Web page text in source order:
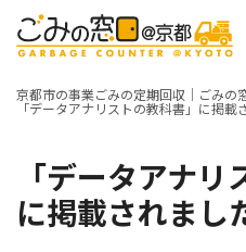
京都市の事業ごみの定期回収｜ごみの
「データアナリストの教科書」に掲載
「データアナリ
に掲載されまし